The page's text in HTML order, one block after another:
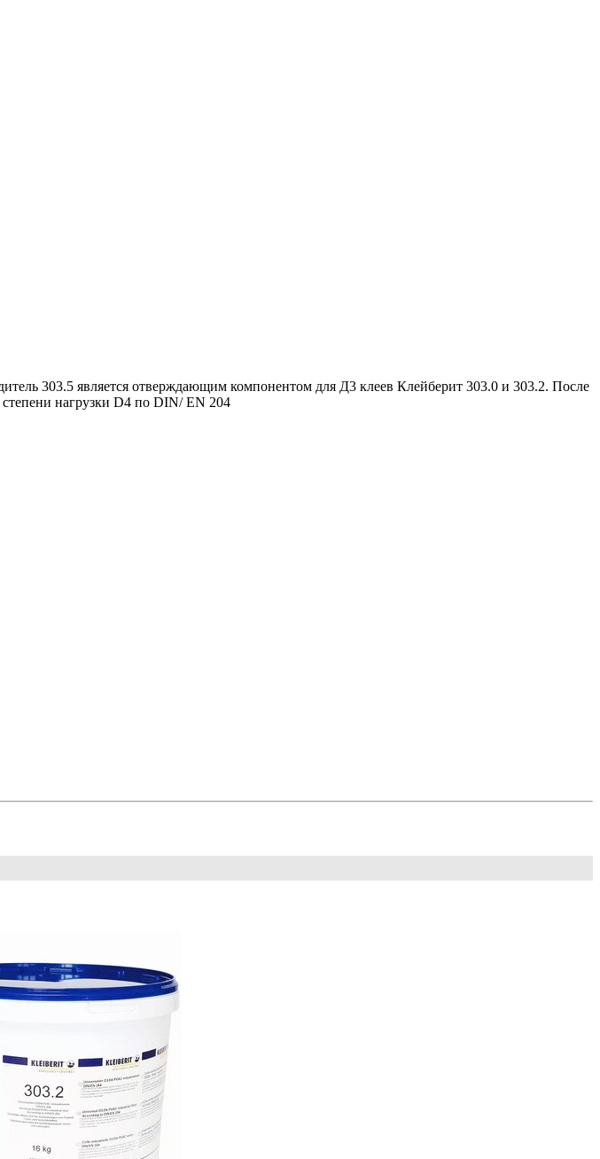
303.5 является отверждающим компонентом для Д3 клеев Клейберит 303.0 и 303.2. После
степени нагрузки D4 по DIN/ EN 204